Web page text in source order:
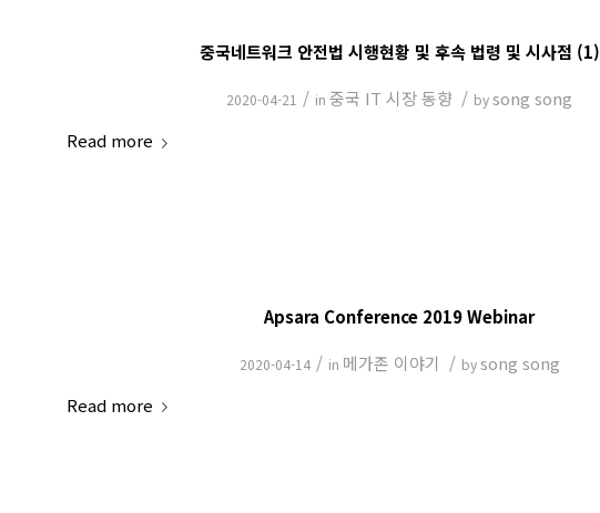
중국네트워크 안전법 시행현황 및 후속 법령 및 시사점 (1)
2020-04-21 / in 중국 IT 시장 동향 / bysong song
Read more
Apsara Conference 2019 Webinar
2020-04-14 / in 메가존 이야기 / bysong song
Read more